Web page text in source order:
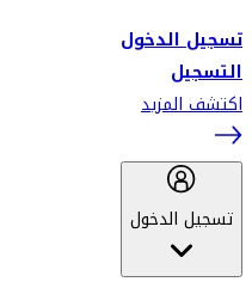
تسجيل الدخول
التسجيل
اكتشف المزيد
تسجيل الدخول